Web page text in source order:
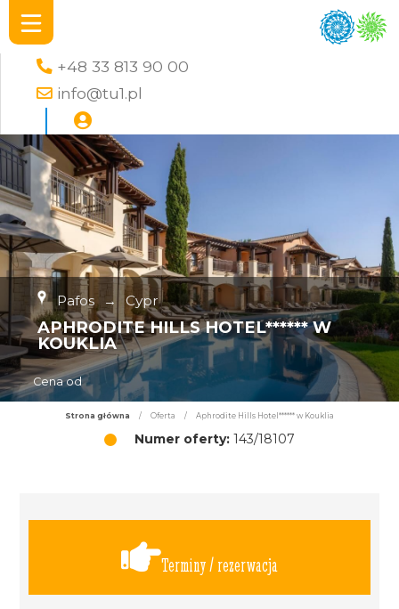
+48 33 813 90 00
info@tu1.pl
Pafos → Cypr
APHRODITE HILLS HOTEL****** W
KOUKLIA
Cena od
Strona główna / Oferta / Aphrodite Hills Hotel****** w Kouklia
Numer oferty: 143/18107
Terminy / rezerwacja